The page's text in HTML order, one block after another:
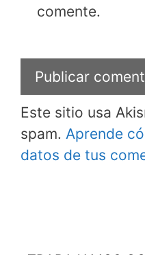
comente.
Este sitio usa
spam. Aprende
datos de tus